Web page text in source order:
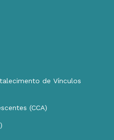
de Vínculos
(CCA)